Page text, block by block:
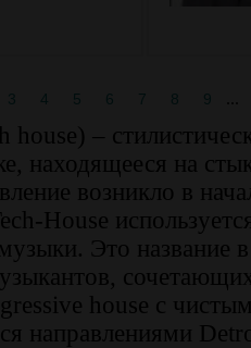
3 4 5 6 7 8 9
house) –
находящееся на
возникло в
House
Это название
house с
направлениями